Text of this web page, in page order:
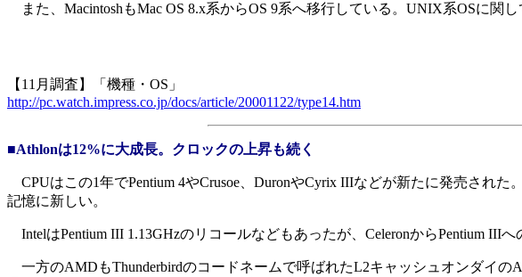
また、MacintoshもMac OS 8.x系からOS 9系へ移行している。UNIX系OSに関
【11月調査】「機種・OS」
http://pc.watch.impress.co.jp/docs/article/20001122/type14.htm
■Athlonは12%に大成長。クロックの上昇も続く
CPUはこの1年でPentium 4やCrusoe、DuronやCyrix IIIなどが新たに発売され
記憶に新しい。
IntelはPentium III 1.13GHzのリコールなどもあったが、CeleronからPentium III
一方のAMDもThunderbirdのコードネームで呼ばれたL2キャッシュオンダイの